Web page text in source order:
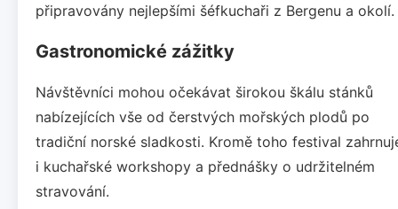
připravovány nejlepšími šéfkuchaři z Bergenu a okolí.
Gastronomické zážitky
Návštěvníci mohou očekávat širokou škálu stánků
nabízejících vše od čerstvých mořských plodů po
tradiční norské sladkosti. Kromě toho festival
i kuchařské workshopy a přednášky o udržitelném
stravování.